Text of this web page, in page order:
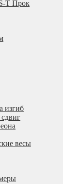
T Прок
изгиб
весы